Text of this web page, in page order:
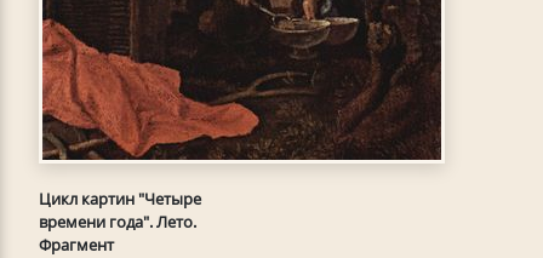
Цикл картин "Четыре
времени года". Лето.
Фрагмент